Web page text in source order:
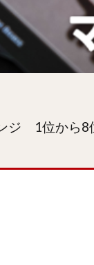
1位から8